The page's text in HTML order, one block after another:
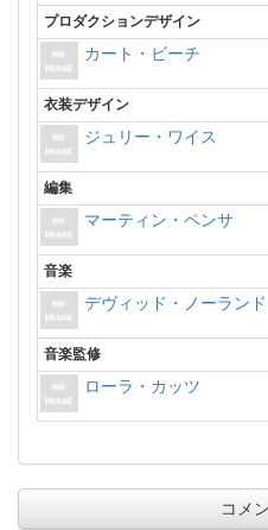
プロダクションデザイン
カート・ビーチ
衣装デザイン
ジュリー・ワイス
編集
マーティン・ペンサ
音楽
デヴィッド・ノーランド
音楽監修
ローラ・カッツ
コメ